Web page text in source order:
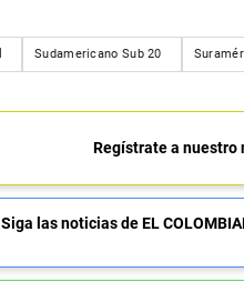
Sudamericano Sub 20
Regístrate a nuestro
Siga las noticias de EL